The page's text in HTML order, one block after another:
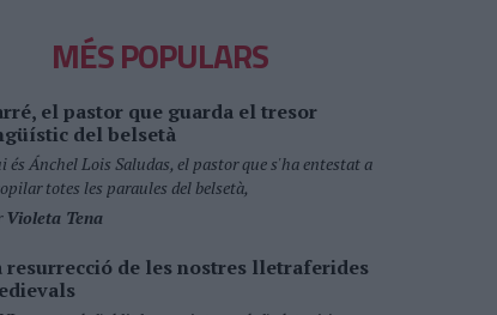
MÉS POPULARS
el pastor que guarda el tresor
del belsetà
és Ánchel Lois Saludas, el pastor que s'ha entestat a
totes les paraules del belsetà,
Violeta Tena
resurrecció de les nostres lletraferides